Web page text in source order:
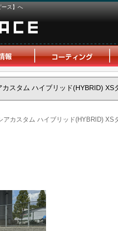
ース】へ
スタム ハイブリッド(HYBRID) XS
カスタム ハイブリッド(HYBRID) XS